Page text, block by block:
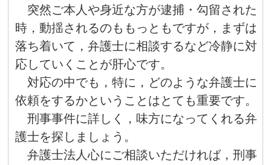
突然ご本人や身近な方が逮捕・勾留された
時，動揺されるのももっともですが，まずは
落ち着いて，弁護士に相談するなど冷静に対
応していくことが肝心です。
対応の中でも，特に，どのような弁護士に
依頼をするかということはとても重要です。
刑事事件に詳しく，味方になってくれる弁
護士を探しましょう。
弁護士法人心にご相談いただければ，刑事